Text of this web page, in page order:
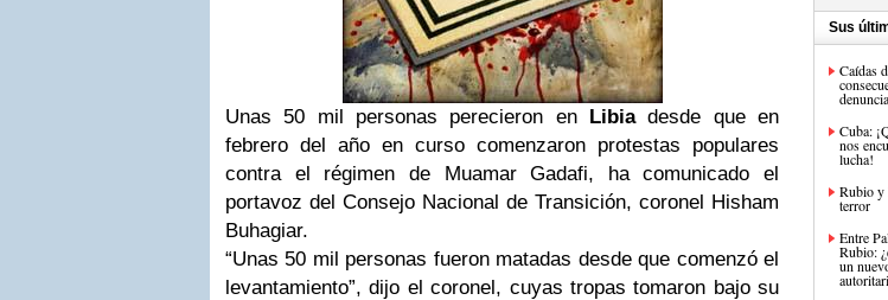
Unas 50 mil personas perecieron en Libiadesde que en
febrero del año en curso comenzaron protestas populares
contra el régimen de Muamar Gadafi, ha comunicado el
portavoz del Consejo Nacional de Transición, coronel Hisham
Buhagiar.
“Unas 50 mil personas fueron matadas desde que comenzó el
levantamiento”, dijo el coronel, cuyas tropas tomaron bajo su
Sus
Caídas
Cuba:
nos
lucha!
Rubio y
terror
Entre
Rubio:
un